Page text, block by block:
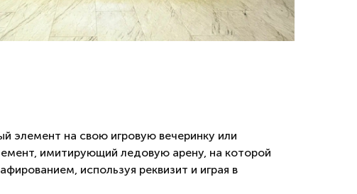
элемент на свою игровую вечеринку или
имитирующий ледовую арену, на которой
используя реквизит и играя в